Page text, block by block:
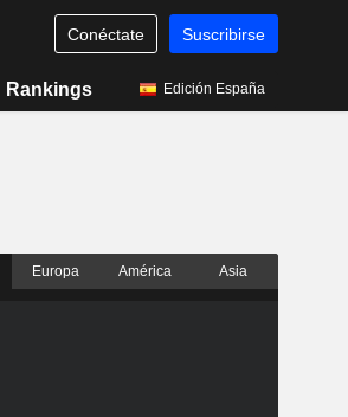
Conéctate Suscribirse
Rankings Edición España
Europa América Asia